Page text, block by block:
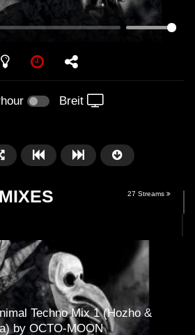
Breit
Später
//
58:21
Arnstadt – Arntekk
27 Streams
Techno Mix 1 (Hozho &
by OCTO-MOON